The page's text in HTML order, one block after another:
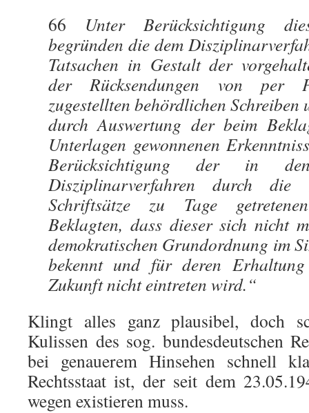
66 Unter Berücksichtigung
begründen die dem
Tatsachen in Gestalt der
der Rücksendungen von per
zugestellten behördlichen
durch Auswertung der beim
Unterlagen gewonnenen
Berücksichtigung der in
Disziplinarverfahren durch die
Schriftsätze zu Tage
Beklagten, dass dieser sich nicht
demokratischen Grundordnung im
bekennt und für deren
Zukunft nicht eintreten wird.“
Klingt alles ganz plausibel, doch
Kulissen des sog. bundesdeutschen
bei genauerem Hinsehen schnell
Rechtsstaat ist, der seit dem
wegen existieren muss.